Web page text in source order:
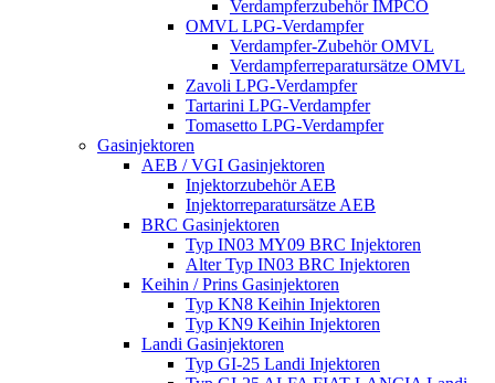
Verdampferzubehör IMPCO
OMVL LPG-Verdampfer
Verdampfer-Zubehör OMVL
Verdampferreparatursätze OMVL
Zavoli LPG-Verdampfer
Tartarini LPG-Verdampfer
Tomasetto LPG-Verdampfer
Gasinjektoren
AEB / VGI Gasinjektoren
Injektorzubehör AEB
Injektorreparatursätze AEB
BRC Gasinjektoren
Typ IN03 MY09 BRC Injektoren
Alter Typ IN03 BRC Injektoren
Keihin / Prins Gasinjektoren
Typ KN8 Keihin Injektoren
Typ KN9 Keihin Injektoren
Landi Gasinjektoren
Typ GI-25 Landi Injektoren